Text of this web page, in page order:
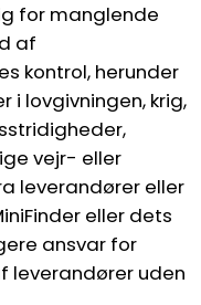
for manglende
af
kontrol, herunder
lovgivningen, krig,
vejr- eller
leverandører eller
eller dets
ansvar for
uden